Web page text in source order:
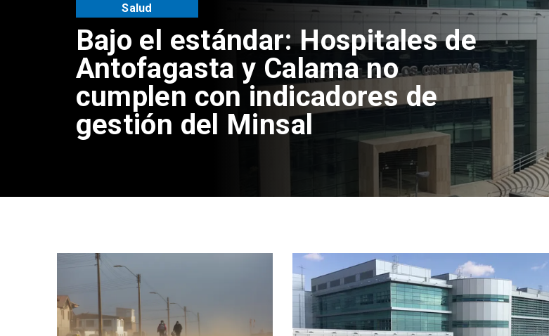
Bajo el estándar: Hospitales de
Antofagasta y Calama no
cumplen con indicadores de
gestión del Minsal
Salud